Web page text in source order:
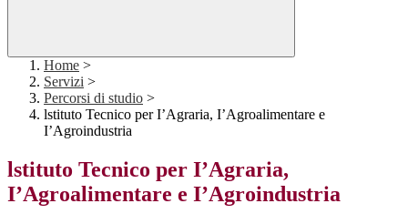
Home >
Servizi >
Percorsi di studio >
lstituto Tecnico per I’Agraria, I’Agroalimentare e
I’Agroindustria
lstituto Tecnico per I’Agraria,
I’Agroalimentare e I’Agroindustria